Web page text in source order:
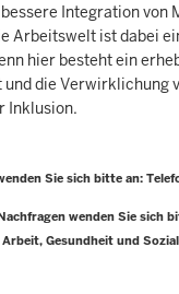
Integration von
Arbeitswelt ist dabei
hier besteht ein
die Verwirklichung
Inklusion.
Sie sich bitte an:
wenden Sie sich
Gesundheit und